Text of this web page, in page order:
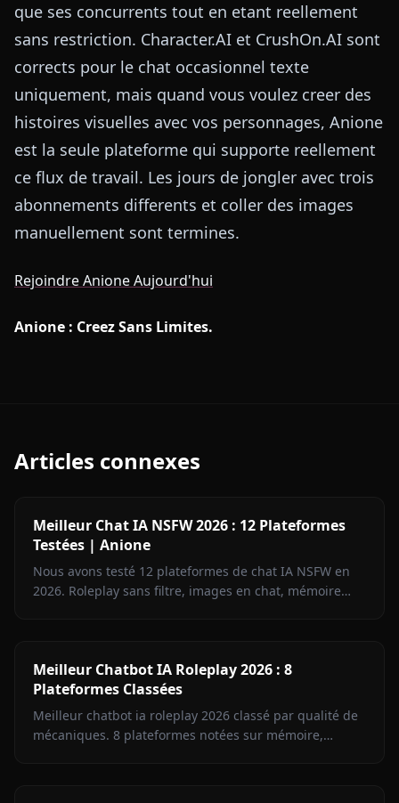
que ses concurrents tout en etant reellement
sans restriction. Character.AI et CrushOn.AI sont
corrects pour le chat occasionnel texte
uniquement, mais quand vous voulez creer des
histoires visuelles avec vos personnages, Anione
est la seule plateforme qui supporte reellement
ce flux de travail. Les jours de jongler avec trois
abonnements differents et coller des images
manuellement sont termines.
Rejoindre Anione Aujourd'hui
Anione : Creez Sans Limites.
Articles connexes
Meilleur Chat IA NSFW 2026 : 12 Plateformes
Testées | Anione
Nous avons testé 12 plateformes de chat IA NSFW en
2026. Roleplay sans filtre, images en chat, mémoire
Meilleur Chatbot IA Roleplay 2026 : 8
Plateformes Classées
Meilleur chatbot ia roleplay 2026 classé par qualité de
mécaniques. 8 plateformes notées sur mémoire,